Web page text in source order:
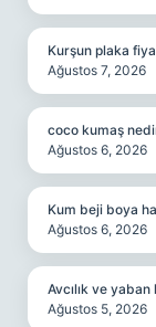
Kurşun plaka
Ağustos 7, 2026
coco kumaş
Ağustos 6, 2026
Kum beji boya
Ağustos 6, 2026
Avcılık ve
Ağustos 5, 2026